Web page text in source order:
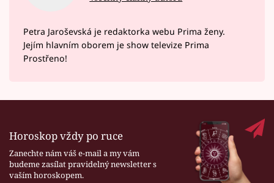
Petra Jaroševská je redaktorka webu Prima ženy.
Jejím hlavním oborem je show televize Prima
Prostřeno!
Horoskop vždy po ruce
Zanechte nám váš e-mail a my vám
budeme zasílat pravidelný newsletter s
vaším horoskopem.